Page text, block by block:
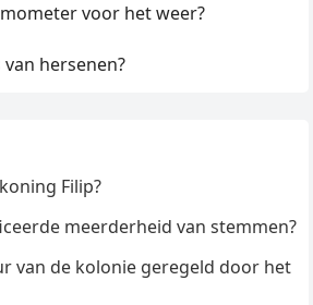
voor het weer?
hersenen?
Filip?
meerderheid van stemmen?
van de kolonie geregeld door het